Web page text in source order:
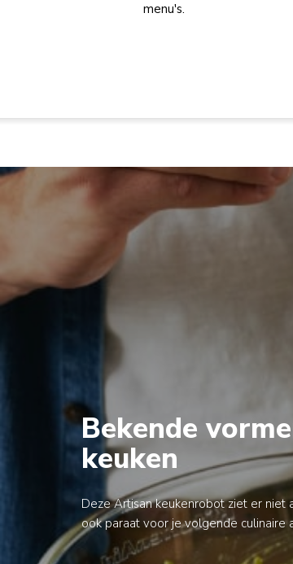
menu's.
Bekende
keuken
Deze Artisan keukenrobot ziet er niet
ook paraat voor je volgende culinaire